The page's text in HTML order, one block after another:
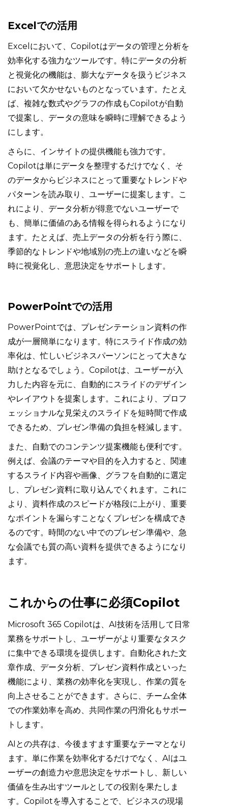
Excelでの活用
Excelにおいて、Copilotはデータの管理と分析を
効率化する強力なツールです。特にデータの分析
と視覚化の機能は、膨大なデータを扱うビジネス
において欠かせないものとなっています。たとえ
ば、複雑な数式やグラフの作成もCopilotが自動
で提案し、データの意味を瞬時に理解できるよう
にします。
さらに、インサイトの提供機能も強力です。
Copilotは単にデータを整理するだけでなく、そ
のデータからビジネスにとって重要なトレンドや
パターンを読み取り、ユーザーに提案します。こ
れにより、データ分析が得意でないユーザーで
も、簡単に価値のある情報を得られるようになり
ます。たとえば、売上データの分析を行う際に、
季節的なトレンドや地域別の売上の違いなどを瞬
時に視覚化し、意思決定をサポートします。
PowerPointでの活用
PowerPointでは、プレゼンテーション資料の作
成が一層簡単になります。特にスライド作成の効
率化は、忙しいビジネスパーソンにとって大きな
助けとなるでしょう。Copilotは、ユーザーが入
力した内容を元に、自動的にスライドのデザイン
やレイアウトを提案します。これにより、プロフ
ェッショナルな見栄えのスライドを短時間で作成
できるため、プレゼン準備の負担を軽減します。
また、自動でのコンテンツ提案機能も便利です。
例えば、会議のテーマや目的を入力すると、関連
するスライド内容や画像、グラフを自動的に選定
し、プレゼン資料に取り込んでくれます。これに
より、資料作成のスピードが格段に上がり、重要
なポイントを漏らすことなくプレゼンを構成でき
るのです。時間のない中でのプレゼン準備や、急
な会議でも質の高い資料を提供できるようになり
ます。
これからの仕事に必須Copilot
Microsoft 365 Copilotは、AI技術を活用して日常
業務をサポートし、ユーザーがより重要なタスク
に集中できる環境を提供します。自動化された文
章作成、データ分析、プレゼン資料作成といった
機能により、業務の効率化を実現し、作業の質を
向上させることができます。さらに、チーム全体
での作業効率を高め、共同作業の円滑化もサポー
トします。
AIとの共存は、今後ますます重要なテーマとなり
ます。単に作業を効率化するだけでなく、AIはユ
ーザーの創造力や意思決定をサポートし、新しい
価値を生み出すツールとしての役割を果たしま
す。Copilotを導入することで、ビジネスの現場